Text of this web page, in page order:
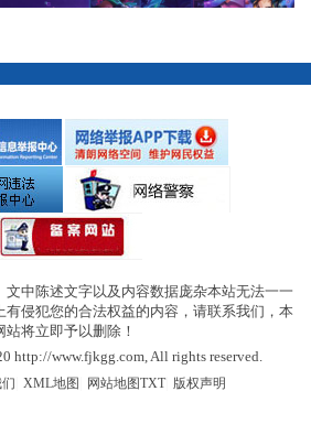
中陈述文字以及内容数据庞杂本站无法一一
有侵犯您的合法权益的内容，请联系我们，本
站将立即予以删除！
http://www.fjkgg.com, All rights reserved.
XML地图 网站地图TXT| 版权声明